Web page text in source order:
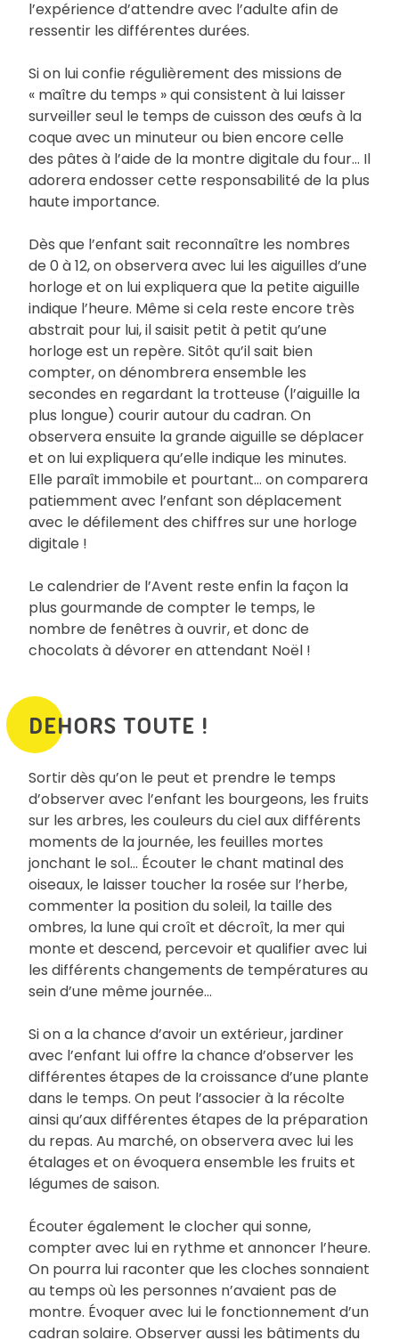
l’expérience d’attendre avec l’adulte afin de
ressentir les différentes durées.
Si on lui confie régulièrement des missions de
« maître du temps » qui consistent à lui laisser
surveiller seul le temps de cuisson des œufs à la
coque avec un minuteur ou bien encore celle
des pâtes à l’aide de la montre digitale du four… Il
adorera endosser cette responsabilité de la plus
haute importance.
Dès que l’enfant sait reconnaître les nombres
de 0 à 12, on observera avec lui les aiguilles d’une
horloge et on lui expliquera que la petite aiguille
indique l’heure. Même si cela reste encore très
abstrait pour lui, il saisit petit à petit qu’une
horloge est un repère. Sitôt qu’il sait bien
compter, on dénombrera ensemble les
secondes en regardant la trotteuse (l’aiguille la
plus longue) courir autour du cadran. On
observera ensuite la grande aiguille se déplacer
et on lui expliquera qu’elle indique les minutes.
Elle paraît immobile et pourtant… on comparera
patiemment avec l’enfant son déplacement
avec le défilement des chiffres sur une horloge
digitale !
Le calendrier de l’Avent reste enfin la façon la
plus gourmande de compter le temps, le
nombre de fenêtres à ouvrir, et donc de
chocolats à dévorer en attendant Noël !
DEHORS TOUTE !
Sortir dès qu’on le peut et prendre le temps
d’observer avec l’enfant les bourgeons, les fruits
sur les arbres, les couleurs du ciel aux différents
moments de la journée, les feuilles mortes
jonchant le sol… Écouter le chant matinal des
oiseaux, le laisser toucher la rosée sur l’herbe,
commenter la position du soleil, la taille des
ombres, la lune qui croît et décroît, la mer qui
monte et descend, percevoir et qualifier avec lui
les différents changements de températures au
sein d’une même journée…
Si on a la chance d’avoir un extérieur, jardiner
avec l’enfant lui offre la chance d’observer les
différentes étapes de la croissance d’une plante
dans le temps. On peut l’associer à la récolte
ainsi qu’aux différentes étapes de la préparation
du repas. Au marché, on observera avec lui les
étalages et on évoquera ensemble les fruits et
légumes de saison.
Écouter également le clocher qui sonne,
compter avec lui en rythme et annoncer l’heure.
On pourra lui raconter que les cloches sonnaient
au temps où les personnes n’avaient pas de
montre. Évoquer avec lui le fonctionnement d’un
cadran solaire. Observer aussi les bâtiments du